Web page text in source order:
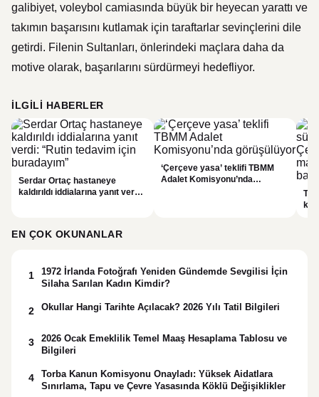
galibiyet, voleybol camiasında büyük bir heyecan yarattı ve
takımın başarısını kutlamak için taraftarlar sevinçlerini dile
getirdi. Filenin Sultanları, önlerindeki maçlara daha da
motive olarak, başarılarını sürdürmeyi hedefliyor.
İLGILI HABERLER
Serdar Ortaç hastaneye
kaldırıldı iddialarına yanıt verdi:
‘Çerçeve yasa’ teklifi TBMM
Adalet Komisyonu’nda
EN ÇOK OKUNANLAR
1
1972 İrlanda Fotoğrafı Yeniden Gündemde Sevgilisi İçin
Silaha Sarılan Kadın Kimdir?
2 Okullar Hangi Tarihte Açılacak? 2026 Yılı Tatil Bilgileri
3
2026 Ocak Emeklilik Temel Maaş Hesaplama Tablosu ve
Bilgileri
4
Torba Kanun Komisyonu Onayladı: Yüksek Aidatlara
Sınırlama, Tapu ve Çevre Yasasında Köklü Değişiklikler